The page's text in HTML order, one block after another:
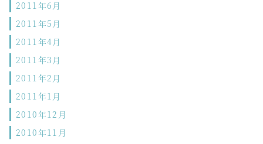
2011年6月
2011年5月
2011年4月
2011年3月
2011年2月
2011年1月
2010年12月
2010年11月